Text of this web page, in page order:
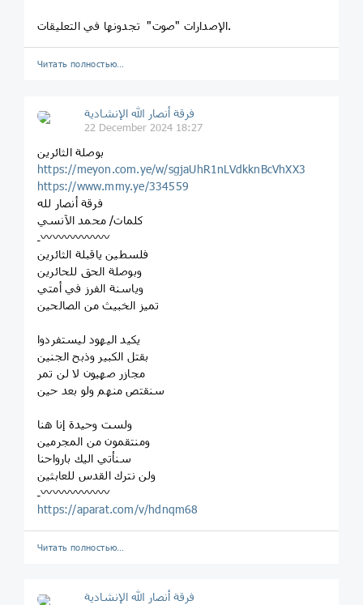
الإصدارات "صوت" تجدونها في التعليقات.
Читать полностью…
فرقة أنصار الله الإنشادية
22 December 2024 18:27
⁨بوصلة الثائرين
https://meyon.com.ye/w/sgjaUhR1nLVdkknBcVhXX3
https://www.mmy.ye/334559
فرقة أنصار لله
كلمات/ محمد الآنسي
‏‌⁩ـ〰️〰️〰️〰️〰️〰️
فلسطين ياقبلة الثائرين
وبوصلة الحق للحائرين
وياسنة الفرز في أمتي
تميز الخبيث من الصالحين
يكيد اليهود ليستفردوا
بقتل الكبير وذبح الجنين
مجازر صهيون لا لن تمر
سنقتص منهم ولو بعد حين
ولست وحيدة إنا هنا
ومنتقمون من المجرمين
سنأتي اليك بارواحنا
ولن نترك القدس للعابثين
‏‌⁩ـ〰️〰️〰️〰️〰️〰️
https://aparat.com/v/hdnqm68
Читать полностью…
فرقة أنصار الله الإنشادية